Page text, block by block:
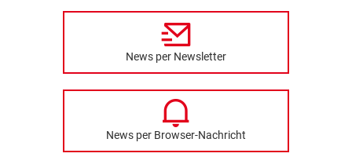
News per Newsletter
News per Browser-Nachricht